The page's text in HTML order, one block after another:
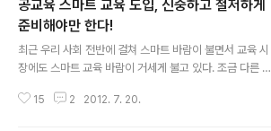
공교육 스마트 교육 도입, 신중하고 철저하게
준비해야만 한다!
최근 우리 사회 전반에 걸쳐 스마트 바람이 불면서 교육 시
장에도 스마트 교육 바람이 거세게 불고 있다. 조금 다른 점
육을 도입하고자 한다는 것 정도다. 정부에서는 단계적으
15 2 2012. 7. 20.